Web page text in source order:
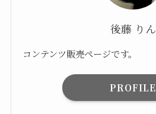
後藤 りん
コンテンツ販売ページです。
PROFILE